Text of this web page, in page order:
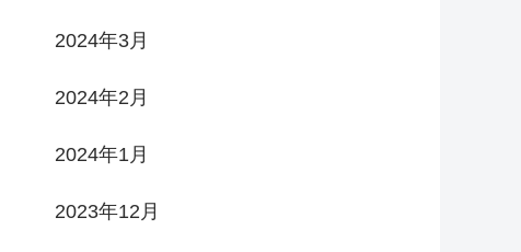
2024年3月
2024年2月
2024年1月
2023年12月